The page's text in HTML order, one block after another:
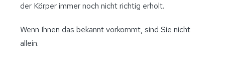
der Körper immer noch nicht richtig erholt.
Wenn Ihnen das bekannt vorkommt, sind Sie nicht
allein.